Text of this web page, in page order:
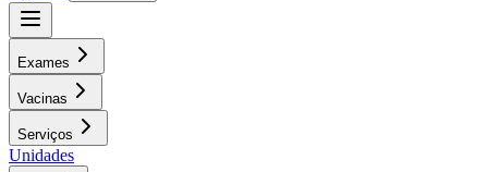
Exames
Vacinas
Serviços
Unidades